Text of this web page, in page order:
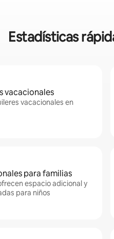
Estadísticas
vacacionales
vacacionales en
para familias
espacio adicional y
para niños